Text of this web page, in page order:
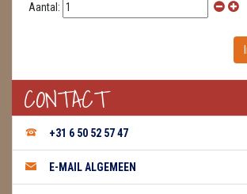
Aantal:
CONTACT
+31 6 50 52 57 47
E-MAIL ALGEMEEN